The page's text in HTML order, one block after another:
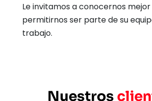
Le invitamos a conocernos
permitirnos ser parte de su
trabajo.
Nuestros